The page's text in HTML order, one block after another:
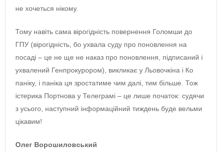
не хочеться нікому.
Тому навіть сама вірогідність повернення Голомши до
ГПУ (вірогідність, бо ухвала суду про поновлення на
посаді – це не ще не наказ про поновлення, підписаний і
ухвалений Генпрокурором), викликає у Льовочкіна і Ко
паніку, і паніка ця зростатиме чим далі, тим більше. Тож
істерика Портнова у Телеграмі – це лише початок: судячи
з усього, наступний інформаційний тиждень буде вельми
цікавим!
Олег Ворошиловський